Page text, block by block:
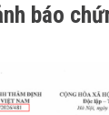
báo